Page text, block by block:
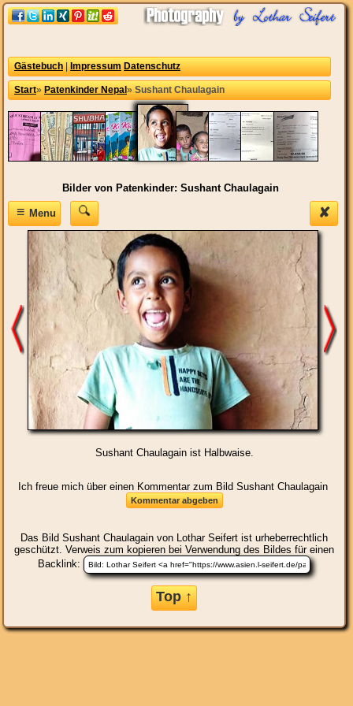
Gästebuch Impressum Datenschutz
Start» Patenkinder Nepal » Sushant Chaulagain
Bilder von Patenkinder: Sushant Chaulagain
✘
≡Menu
Sushant Chaulagain ist Halbwaise.
Ich freue mich über einen Kommentar zum Bild Sushant Chaulagain
Das Bild Sushant Chaulagain von Lothar Seifert ist urheberrechtlich
geschützt. Verweis zum kopieren bei Verwendung des Bildes für einen
Backlink:
Top ↑